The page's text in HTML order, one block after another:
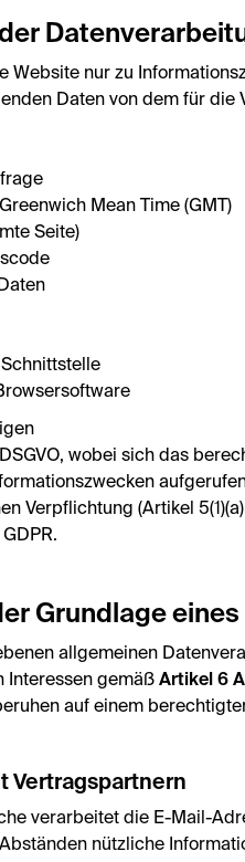
Website nur zu
Daten von dem für
Mean Time (GMT)
Seite)
DSGVO, wobei sich das
Verpflichtung (Artikel 5(1)(a)
Grundlage
allgemeinen
Interessen gemäß Artikel 6
auf einem
Vertragspartnern
verarbeitet die E-Mail-
nützliche